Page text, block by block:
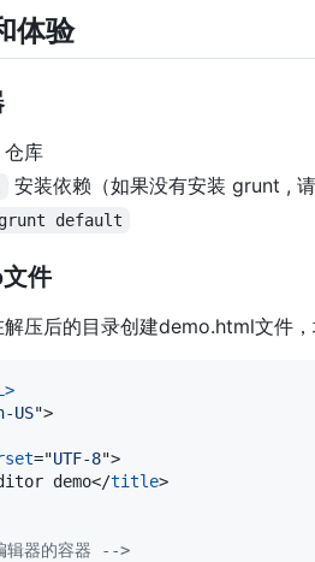
体验
仓库
安装依赖（如果没有安装 grunt ,
grunt default
件
压后的目录创建demo.html文件
>
US">
="UTF-8">
demo</title>
器的容器 -->